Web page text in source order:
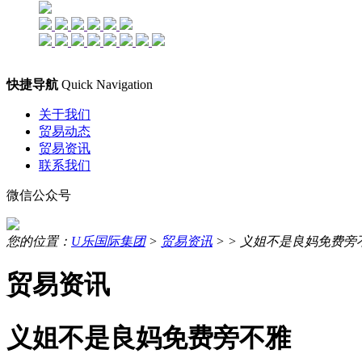
快捷导航 Quick Navigation
关于我们
贸易动态
贸易资讯
联系我们
微信公众号
您的位置： U乐国际集团> 贸易资讯 > > 义姐不是良妈免费旁
贸易资讯
义姐不是良妈免费旁不雅